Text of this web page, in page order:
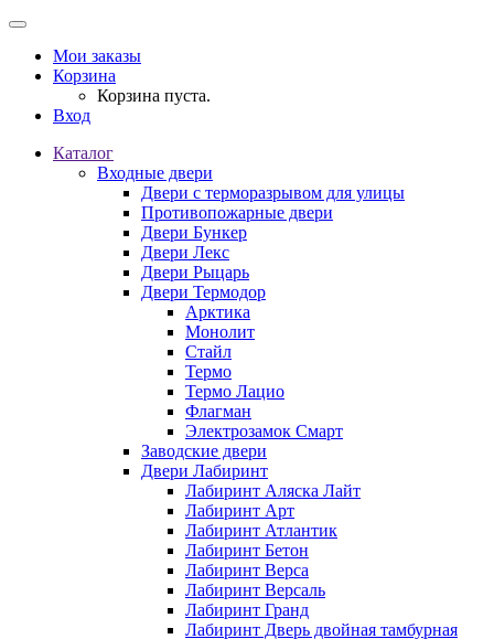
Мои заказы
Корзина
Корзина пуста.
Вход
Каталог
Входные двери
Двери с терморазрывом для улицы
Противопожарные двери
Двери Бункер
Двери Лекс
Двери Рыцарь
Двери Термодор
Арктика
Монолит
Стайл
Термо
Термо Лацио
Флагман
Электрозамок Смарт
Заводские двери
Двери Лабиринт
Лабиринт Аляска Лайт
Лабиринт Арт
Лабиринт Атлантик
Лабиринт Бетон
Лабиринт Верса
Лабиринт Версаль
Лабиринт Гранд
Лабиринт Дверь двойная тамбурная